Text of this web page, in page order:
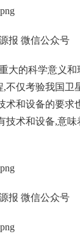
报 微信公众号
大的科学意义
仅考验我国卫
术和设备的要求
术和设备,意
报 微信公众号